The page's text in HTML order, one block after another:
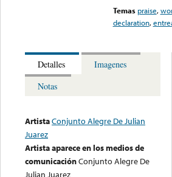
Temas praise,
declaration,
Detalles
Imagenes
Notas
ArtistaConjunto Alegre De Julian
Juarez
Artista aparece en los medios de
comunicaciónConjunto Alegre De
Julian Juarez